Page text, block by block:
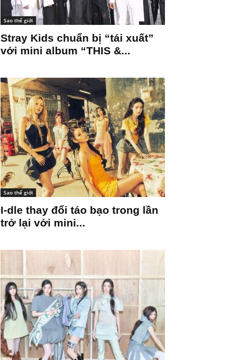
Sao thế giới
Stray Kids chuẩn bị “tái xuất”
với mini album “THIS &...
Sao thế giới
I-dle thay đổi táo bạo trong lần
trở lại với mini...